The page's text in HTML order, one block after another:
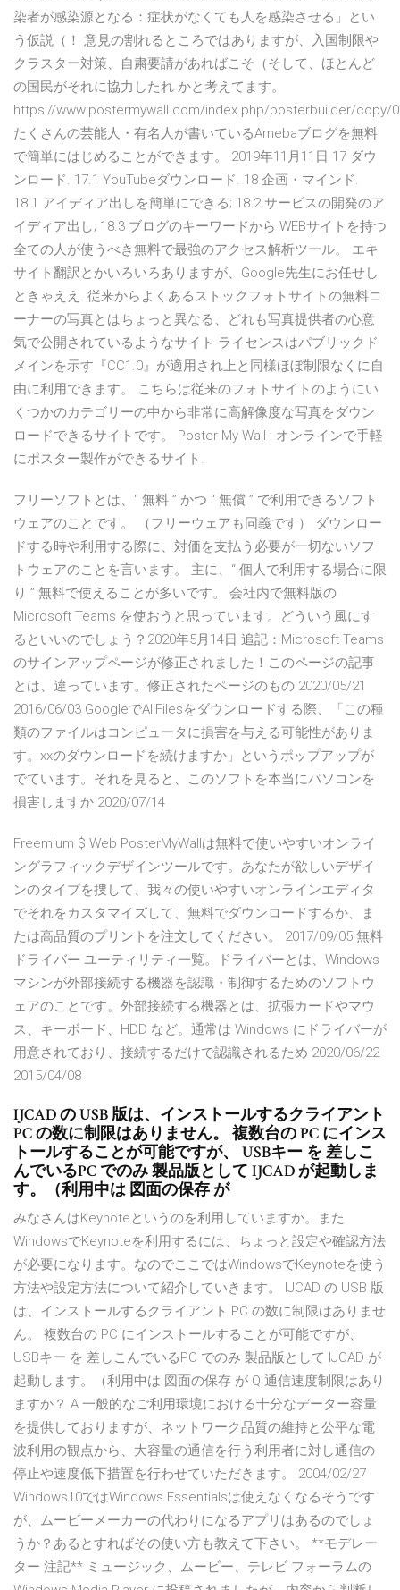
染者が感染源となる：症状がなくても人を感染させる」とい
う仮説（！ 意見の割れるところではありますが、入国制限や
クラスター対策、自粛要請があればこそ（そして、ほとんど
の国民がそれに協力したれ かと考えてます。
https://www.postermywall.com/index.php/posterbuilder/copy/
たくさんの芸能人・有名人が書いているAmebaブログを無料
で簡単にはじめることができます。 2019年11月11日 17 ダウ
ンロード. 17.1 YouTubeダウンロード. 18 企画・マインド.
18.1 アイディア出しを簡単にできる; 18.2 サービスの開発のア
イディア出し; 18.3 ブログのキーワードから WEBサイトを持つ
全ての人が使うべき無料で最強のアクセス解析ツール。 エキ
サイト翻訳とかいろいろありますが、Google先生にお任せし
ときゃええ. 従来からよくあるストックフォトサイトの無料コ
ーナーの写真とはちょっと異なる、どれも写真提供者の心意
気で公開されているようなサイト ライセンスはパブリックド
メインを示す『CC1.0』が適用され上と同様ほぼ制限なくに自
由に利用できます。 こちらは従来のフォトサイトのようにい
くつかのカテゴリーの中から非常に高解像度な写真をダウン
ロードできるサイトです。 Poster My Wall : オンラインで手軽
にポスター製作ができるサイト.
フリーソフトとは、“ 無料 ” かつ “ 無償 ” で利用できるソフト
ウェアのことです。 （フリーウェアも同義です） ダウンロー
ドする時や利用する際に、対価を支払う必要が一切ないソフ
トウェアのことを言います。 主に、“ 個人で利用する場合に限
り ” 無料で使えることが多いです。 会社内で無料版の
Microsoft Teams を使おうと思っています。どういう風にす
るといいのでしょう？2020年5月14日 追記：Microsoft Teams
のサインアップページが修正されました！このページの記事
とは、違っています。修正されたページのもの 2020/05/21
2016/06/03 GoogleでAllFilesをダウンロードする際、「この種
類のファイルはコンピュータに損害を与える可能性がありま
す。xxのダウンロードを続けますか」というポップアップが
でています。それを見ると、このソフトを本当にパソコンを
損害しますか 2020/07/14
Freemium $ Web PosterMyWallは無料で使いやすいオンライ
ングラフィックデザインツールです。あなたが欲しいデザイ
ンのタイプを捜して、我々の使いやすいオンラインエディタ
でそれをカスタマイズして、無料でダウンロードするか、ま
たは高品質のプリントを注文してください。 2017/09/05 無料
ドライバー ユーティリティ一覧。ドライバーとは、Windows
マシンが外部接続する機器を認識・制御するためのソフトウ
ェアのことです。外部接続する機器とは、拡張カードやマウ
ス、キーボード、HDD など。通常は Windows にドライバーが
用意されており、接続するだけで認識されるため 2020/06/22
2015/04/08
IJCAD の USB 版は、インストールするクライアント
PC の数に制限はありません。 複数台の PC にインス
トールすることが可能ですが、 USBキー を 差しこ
んでいるPC でのみ 製品版として IJCAD が起動しま
す。（利用中は 図面の保存 が
みなさんはKeynoteというのを利用していますか。また
WindowsでKeynoteを利用するには、ちょっと設定や確認方法
が必要になります。なのでここではWindowsでKeynoteを使う
方法や設定方法について紹介していきます。 IJCAD の USB 版
は、インストールするクライアント PC の数に制限はありませ
ん。 複数台の PC にインストールすることが可能ですが、
USBキー を 差しこんでいるPC でのみ 製品版として IJCAD が
起動します。（利用中は 図面の保存 が Q 通信速度制限はあり
ますか？ A 一般的なご利用環境における十分なデーター容量
を提供しておりますが、ネットワーク品質の維持と公平な電
波利用の観点から、大容量の通信を行う利用者に対し通信の
停止や速度低下措置を行わせていただきます。 2004/02/27
Windows10ではWindows Essentialsは使えなくなるそうです
が、ムービーメーカーの代わりになるアプリはあるのでしょ
うか？あるとすればその使い方も教えて下さい。 **モデレー
ター 注記** ミュージック、ムービー、テレビ フォーラムの